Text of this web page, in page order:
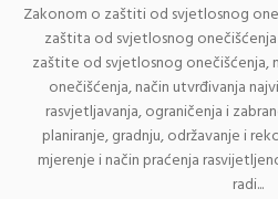
Zakonom o zaštiti od svjetlosnog
zaštita od svjetlosnog
zaštite od svjetlosnog
onečišćenja, način utvrđivanja
rasvjetljavanja, ograničenja i
planiranje, gradnju, održavanje i
mjerenje i način praćenja
radi...